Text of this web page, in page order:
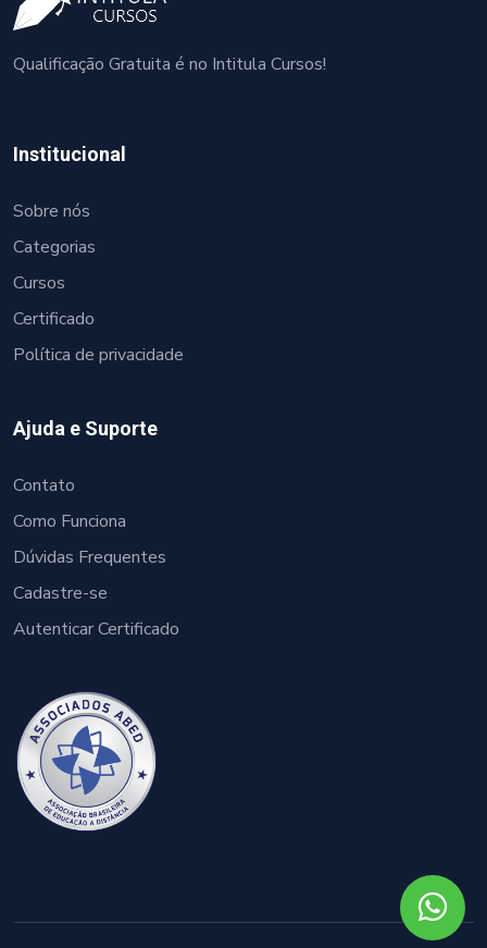
Qualificação Gratuita é no Intitula Cursos!
Institucional
Sobre nós
Categorias
Cursos
Certificado
Política de privacidade
Ajuda e Suporte
Contato
Como Funciona
Dúvidas Frequentes
Cadastre-se
Autenticar Certificado